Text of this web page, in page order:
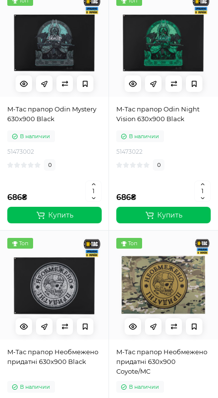
M-Tac прапор Odin Mystery
630x900 Black
В наличии
51473002
0
686₴
Купить
M-Tac прапор Odin Night
Vision 630x900 Black
В наличии
51473022
0
686₴
Купить
Топ
M-Tac прапор Необмежено
придатні 630x900 Black
В наличии
Топ
M-Tac прапор Необмежено
придатні 630x900
Coyote/MC
В наличии